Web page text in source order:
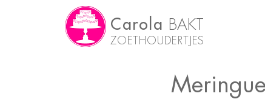
Carola BAKT
ZOETHOUDERTJES